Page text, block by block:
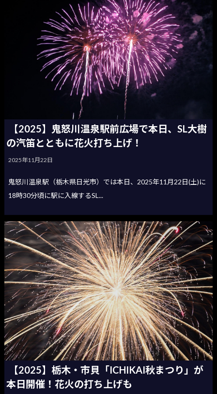
【2025】鬼怒川温泉駅前広場で本日、SL大樹
の汽笛とともに花火打ち上げ！
2025年11月22日
鬼怒川温泉駅（栃木県日光市）では本日、2025年11月22日(土)に
18時30分頃に駅に入線するSL...
【2025】栃木・市貝「ICHIKAI秋まつり」が
本日開催！花火の打ち上げも